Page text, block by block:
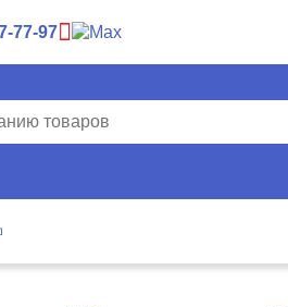
77-97